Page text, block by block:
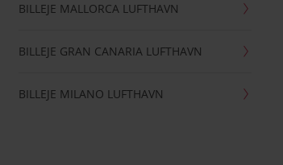
BILLEJE MALLORCA LUFTHAVN
BILLEJE GRAN CANARIA LUFTHAVN
BILLEJE MILANO LUFTHAVN